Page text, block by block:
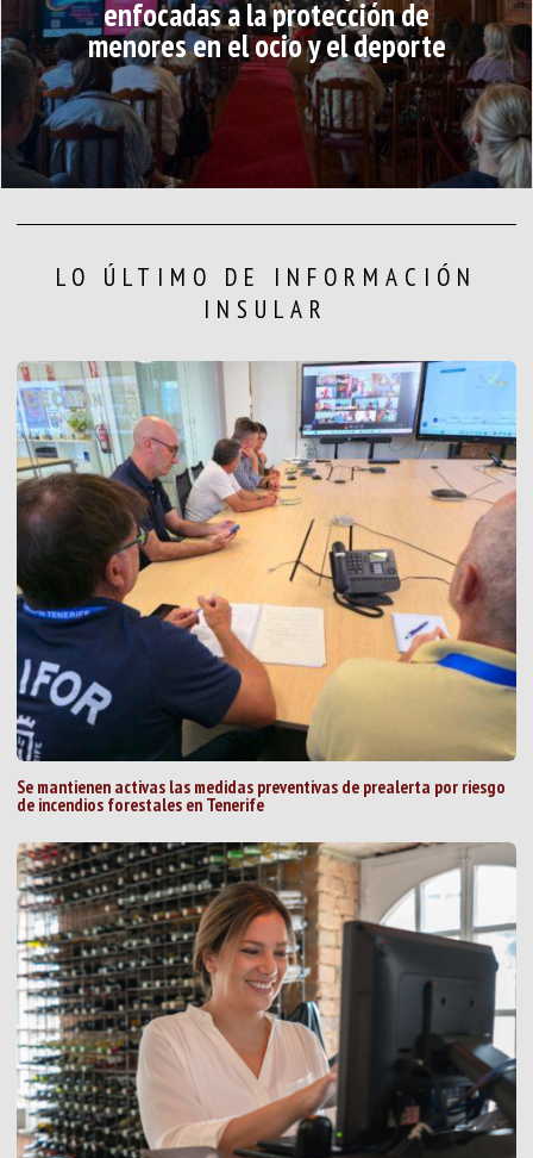
enfocadas a la protección de
menores en el ocio y el deporte
LO ÚLTIMO DE INFORMACIÓN
INSULAR
Se mantienen activas las medidas preventivas de prealerta por riesgo
de incendios forestales en Tenerife